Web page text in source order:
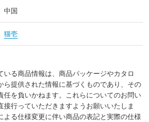
中国
猫壱
いる商品情報は、商品パッケージやカタロ
ら提供された情報に基づくものであり、その
任を負いかねます。これらについてのお問い
接行っていただきますようお願いいたしま
よる仕様変更に伴い商品の表記と実際の仕様